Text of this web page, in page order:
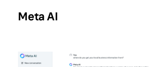
Meta AI